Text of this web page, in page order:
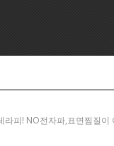
! NO전자파,표면찜질